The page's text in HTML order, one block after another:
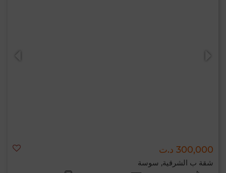
300,000 د.ت
شقة ب الشرقية, سوسة